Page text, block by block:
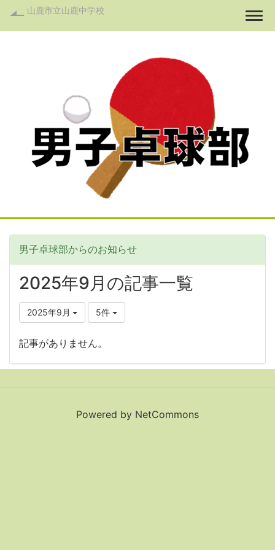
山鹿市立山鹿中学校
男子卓球部からのお知らせ
2025年9月の記事一覧
2025年9月 5件
記事がありません。
Powered by NetCommons